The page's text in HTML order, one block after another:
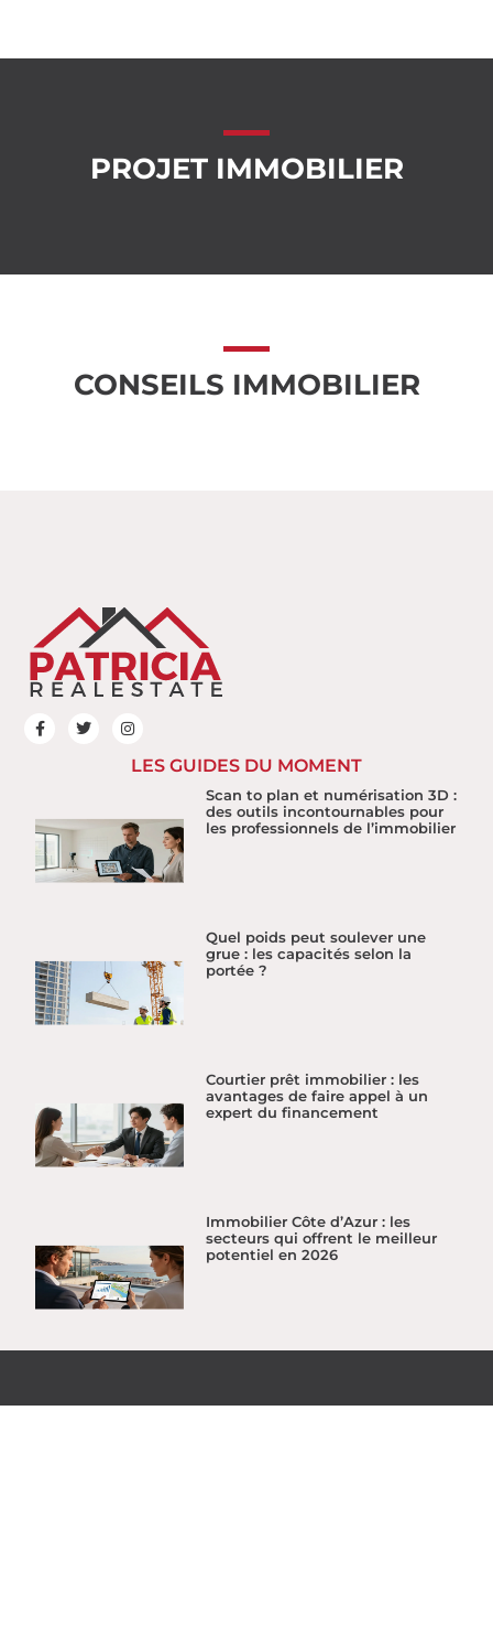
PROJET IMMOBILIER
CONSEILS IMMOBILIER
LES GUIDES DU MOMENT
Scan to plan et numérisation 3D :
des outils incontournables pour
les professionnels de l’immobilier
Quel poids peut soulever une
grue : les capacités selon la
portée ?
Courtier prêt immobilier : les
avantages de faire appel à un
expert du financement
Immobilier Côte d’Azur : les
secteurs qui offrent le meilleur
potentiel en 2026